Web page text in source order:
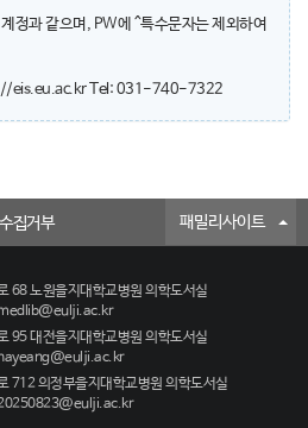
정과 같으며, PW에 ^특수문자는 제외하여
eis.eu.ac.kr Tel: 031-740-7322
집거부 패밀리사이트
68 노원을지대학교병원 의학도서실
95 대전을지대학교병원 의학도서실
712 의정부을지대학교병원 의학도서실